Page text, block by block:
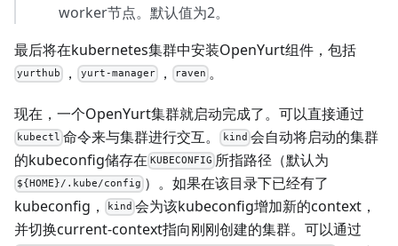
worker节点。默认值为2。
最后将在kubernetes集群中安装OpenYurt组件，包括
yurthub ， yurt-manager ， raven 。
现在，一个OpenYurt集群就启动完成了。可以直接通过
kubectl 命令来与集群进行交互。 kind 会自动将启动的集群
的kubeconfig储存在 KUBECONFIG 所指路径（默认为
${HOME}/.kube/config ）。如果在该目录下已经有了
kubeconfig，
kind 会为该kubeconfig增加新的context，
并切换current-context指向刚刚创建的集群。可以通过